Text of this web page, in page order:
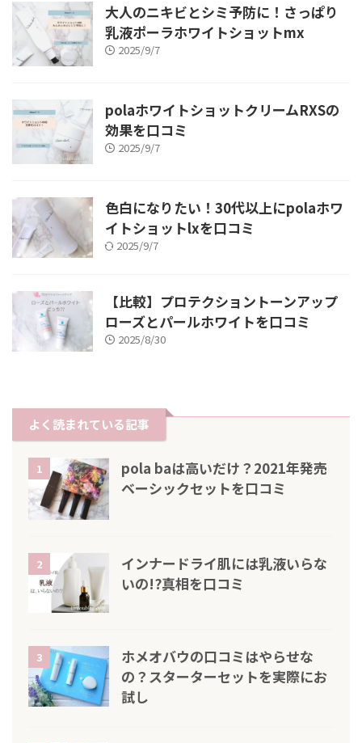
大人のニキビとシミ予防に！さっぱり
乳液ポーラホワイトショットmx
2025/9/7
polaホワイトショットクリームRXSの
効果を口コミ
2025/9/7
色白になりたい！30代以上にpolaホワ
イトショットlxを口コミ
2025/9/7
【比較】プロテクショントーンアップ
ローズとパールホワイトを口コミ
2025/8/30
よく読まれている記事
1
pola baは高いだけ？2021年発売
ベーシックセットを口コミ
2
インナードライ肌には乳液いらな
いの!?真相を口コミ
3
ホメオバウの口コミはやらせな
の？スターターセットを実際にお
試し